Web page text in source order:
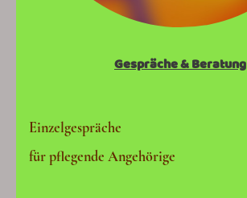
Gespräche & Beratung
Einzelgespräche
für pflegende Angehörige